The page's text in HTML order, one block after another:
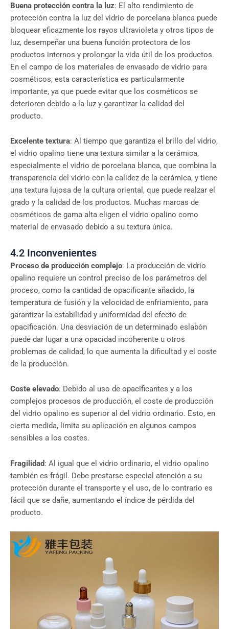
Buena protección contra la luz: El alto rendimiento de
protección contra la luz del vidrio de porcelana blanca puede
bloquear eficazmente los rayos ultravioleta y otros tipos de
luz, desempeñar una buena función protectora de los
productos internos y prolongar la vida útil de los productos.
En el campo de los materiales de envasado de vidrio para
cosméticos, esta característica es particularmente
importante, ya que puede evitar que los cosméticos se
deterioren debido a la luz y garantizar la calidad del
producto.
Excelente textura: Al tiempo que garantiza el brillo del vidrio,
el vidrio opalino tiene una textura similar a la cerámica,
especialmente el vidrio de porcelana blanca, que combina la
transparencia del vidrio con la calidez de la cerámica, y tiene
una textura lujosa de la cultura oriental, que puede realzar el
grado y la calidad de los productos. Muchas marcas de
cosméticos de gama alta eligen el vidrio opalino como
material de envasado debido a su textura única.
4.2 Inconvenientes
Proceso de producción complejo: La producción de vidrio
opalino requiere un control preciso de los parámetros del
proceso, como la cantidad de opacificante añadido, la
temperatura de fusión y la velocidad de enfriamiento, para
garantizar la estabilidad y uniformidad del efecto de
opacificación. Una desviación de un determinado eslabón
puede dar lugar a una opacidad incoherente u otros
problemas de calidad, lo que aumenta la dificultad y el coste
de la producción.
Coste elevado: Debido al uso de opacificantes y a los
complejos procesos de producción, el coste de producción
del vidrio opalino es superior al del vidrio ordinario. Esto, en
cierta medida, limita su aplicación en algunos campos
sensibles a los costes.
Fragilidad: Al igual que el vidrio ordinario, el vidrio opalino
también es frágil. Debe prestarse especial atención a su
protección durante el transporte y el uso, de lo contrario es
fácil que se dañe, aumentando el índice de pérdida del
producto.